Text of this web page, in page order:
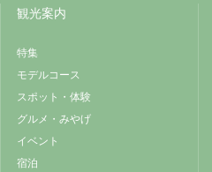
観光案内
特集
モデルコース
スポット・体験
グルメ・みやげ
イベント
宿泊